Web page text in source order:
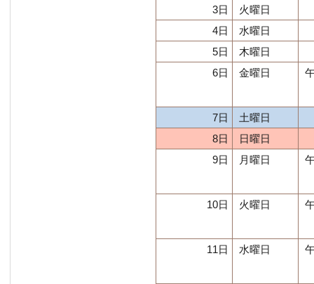
3日
火曜日
4日
水曜日
5日
木曜日
6日
金曜日
7日
土曜日
8日
日曜日
9日
月曜日
10日 火曜日
11日 水曜日